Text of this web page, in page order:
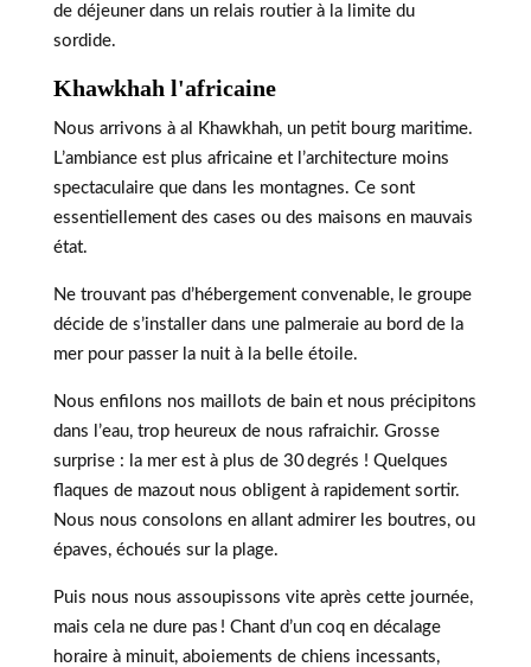
de déjeuner dans un relais routier à la limite du
sordide.
Khawkhah l'africaine
Nous arrivons à al Khawkhah, un petit bourg maritime.
L’ambiance est plus africaine et l’architecture moins
spectaculaire que dans les montagnes. Ce sont
essentiellement des cases ou des maisons en mauvais
état.
Ne trouvant pas d’hébergement convenable, le groupe
décide de s’installer dans une palmeraie au bord de la
mer pour passer la nuit à la belle étoile.
Nous enfilons nos maillots de bain et nous précipitons
dans l’eau, trop heureux de nous rafraichir. Grosse
surprise : la mer est à plus de 30 degrés ! Quelques
flaques de mazout nous obligent à rapidement sortir.
Nous nous consolons en allant admirer les boutres, ou
épaves, échoués sur la plage.
Puis nous nous assoupissons vite après cette journée,
mais cela ne dure pas ! Chant d’un coq en décalage
horaire à minuit, aboiements de chiens incessants,